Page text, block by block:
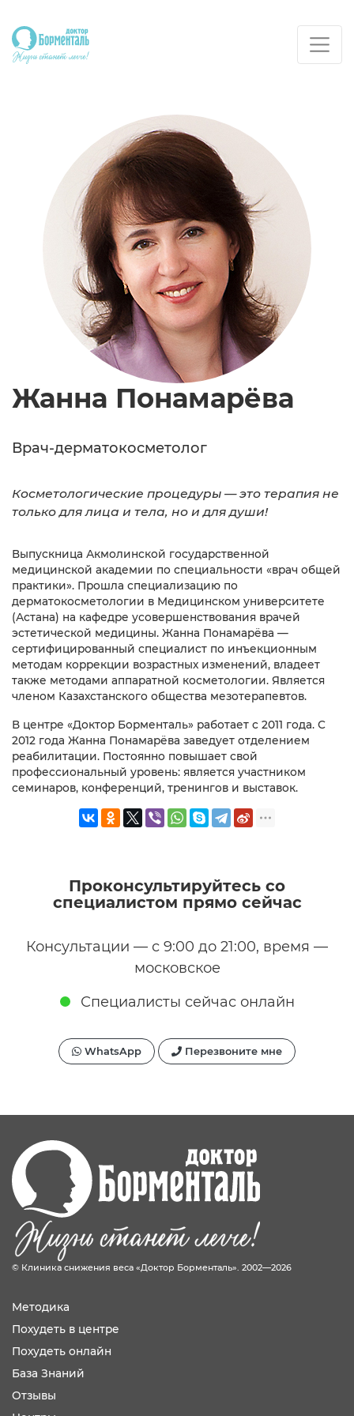
Жанна Понамарёва
Врач-дерматокосметолог
Косметологические процедуры — это терапия не
только для лица и тела, но и для души!
Выпускница Акмолинской государственной
медицинской академии по специальности «врач общей
практики». Прошла специализацию по
дерматокосметологии в Медицинском университете
(Астана) на кафедре усовершенствования врачей
эстетической медицины. Жанна Понамарёва —
сертифицированный специалист по инъекционным
методам коррекции возрастных изменений, владеет
также методами аппаратной косметологии. Является
членом Казахстанского общества мезотерапевтов.
В центре «Доктор Борменталь» работает с 2011 года. С
2012 года Жанна Понамарёва заведует отделением
реабилитации. Постоянно повышает свой
профессиональный уровень: является участником
семинаров, конференций, тренингов и выставок.
Проконсультируйтесь со
специалистом прямо сейчас
Консультации — с 9:00 до 21:00, время —
московское
Специалисты сейчас онлайн
WhatsApp Перезвоните мне
© Клиника снижения веса «Доктор Борменталь». 2002—2026
Методика
Похудеть в центре
Похудеть онлайн
База Знаний
Отзывы